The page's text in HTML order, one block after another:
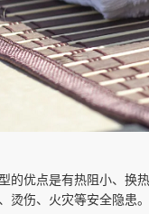
的优点是有热阻小、
烫伤、火灾等安全隐患。